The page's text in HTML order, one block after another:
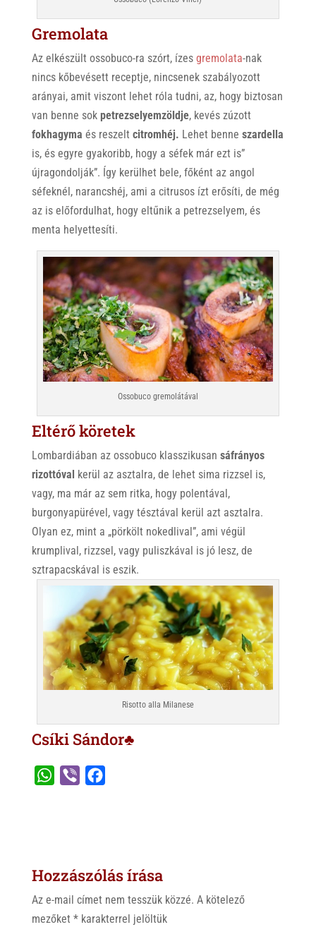
Gremolata
Az elkészült ossobuco-ra szórt, ízes gremolata-nak
nincs kőbevésett receptje, nincsenek szabályozott
arányai, amit viszont lehet róla tudni, az, hogy biztosan
van benne sok petrezselyemzöldje, kevés zúzott
fokhagyma és reszelt citromhéj. Lehet benne szardella
is, és egyre gyakoribb, hogy a séfek már ezt is”
újragondolják”. Így kerülhet bele, főként az angol
séfeknél, narancshéj, ami a citrusos ízt erősíti, de még
az is előfordulhat, hogy eltűnik a petrezselyem, és
menta helyettesíti.
Ossobuco gremolátával
Eltérő köretek
Lombardiában az ossobuco klasszikusan sáfrányos
rizottóval kerül az asztalra, de lehet sima rizzsel is,
vagy, ma már az sem ritka, hogy polentával,
burgonyapürével, vagy tésztával kerül azt asztalra.
Olyan ez, mint a „pörkölt nokedlival”, ami végül
krumplival, rizzsel, vagy puliszkával is jó lesz, de
sztrapacskával is eszik.
Risotto alla Milanese
Csíki Sándor♣
A
p
o
k
Hozzászólás írása
Az e-mail címet nem tesszük közzé. A kötelező
mezőket *karakterrel jelöltük